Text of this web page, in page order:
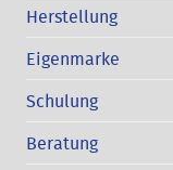
Herstellung
Eigenmarke
Schulung
Beratung